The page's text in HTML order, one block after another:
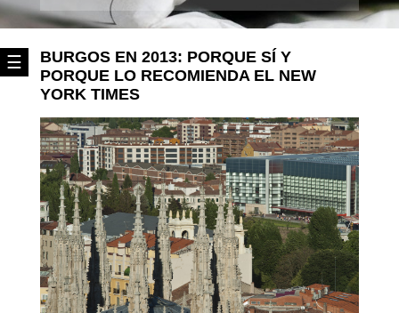
☰
BURGOS EN 2013: PORQUE SÍ Y
PORQUE LO RECOMIENDA EL NEW
YORK TIMES